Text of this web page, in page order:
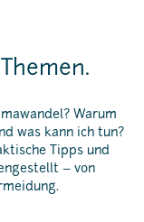
Warum
was kann ich tun?
Tipps und
– von